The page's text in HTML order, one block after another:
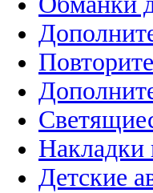
Накладки
Детские